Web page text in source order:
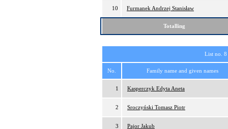
10 Furmanek Andrzej Stanisław
Totalling
List no.
No. Family name and given names
1 Kasperczyk Edyta Aneta
2 Sroczyński Tomasz Piotr
3 Pajor Jakub